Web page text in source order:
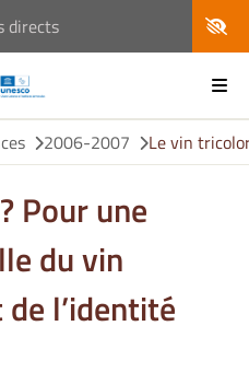
directs
2006-2007 Le vin
Pour une
du vin
l’identité